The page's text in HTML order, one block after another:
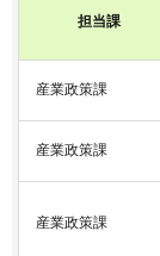
担当課
産業政策課
産業政策課
産業政策課